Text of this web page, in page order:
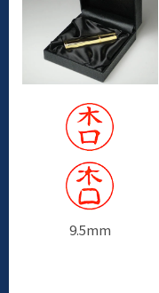
9.5mm